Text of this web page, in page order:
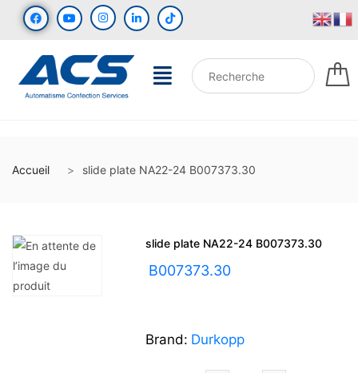
Accueil slide plate NA22-24 B007373.30
slide plate NA22-24 B007373.30
B007373.30
Brand: Durkopp